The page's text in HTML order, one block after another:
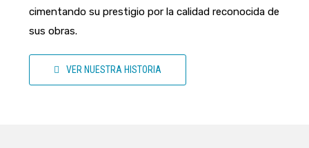
cimentando su prestigio por la calidad reconocida de
sus obras.
VER NUESTRA HISTORIA